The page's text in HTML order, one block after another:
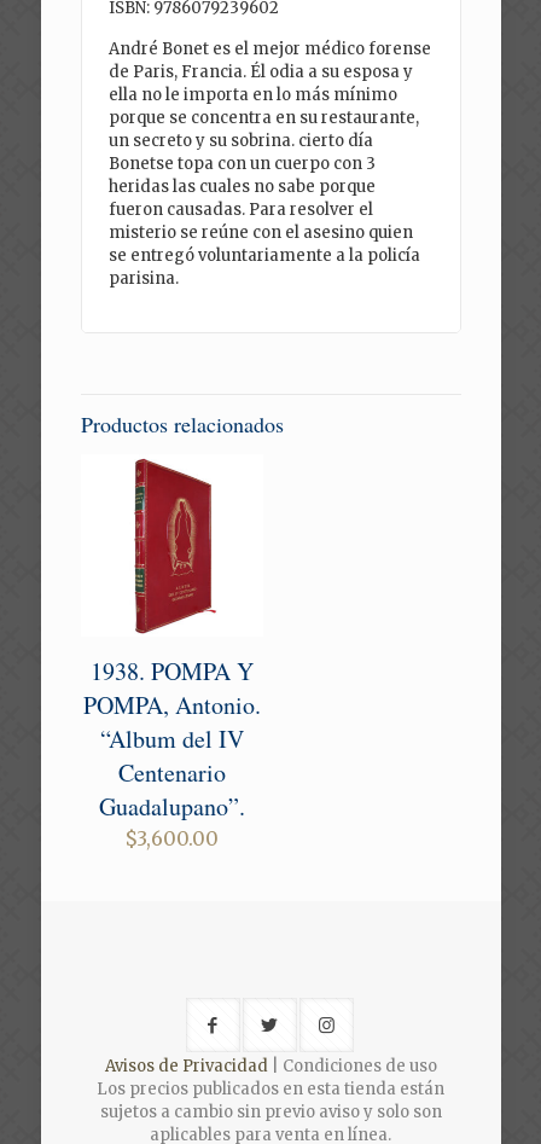
ISBN: 9786079239602
André Bonet es el mejor médico forense
de Paris, Francia. Él odia a su esposa y
ella no le importa en lo más mínimo
porque se concentra en su restaurante,
un secreto y su sobrina. cierto día
Bonetse topa con un cuerpo con 3
heridas las cuales no sabe porque
fueron causadas. Para resolver el
misterio se reúne con el asesino quien
se entregó voluntariamente a la policía
parisina.
Productos relacionados
1938. POMPA Y
POMPA, Antonio.
“Album del IV
Centenario
Guadalupano”.
$3,600.00
Avisos de Privacidad| Condiciones de uso
Los precios publicados en esta tienda están
sujetos a cambio sin previo aviso y solo son
aplicables para venta en línea.